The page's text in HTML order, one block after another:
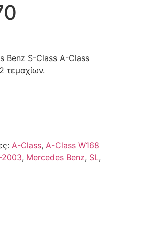
Benz S-Class A-Class
τεμαχίων.
A-Class, A-Class W168
, Mercedes Benz, SL,